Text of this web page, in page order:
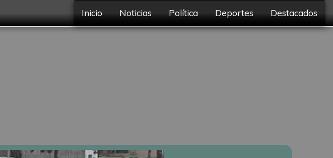
Inicio Noticias Política Deportes Destacados